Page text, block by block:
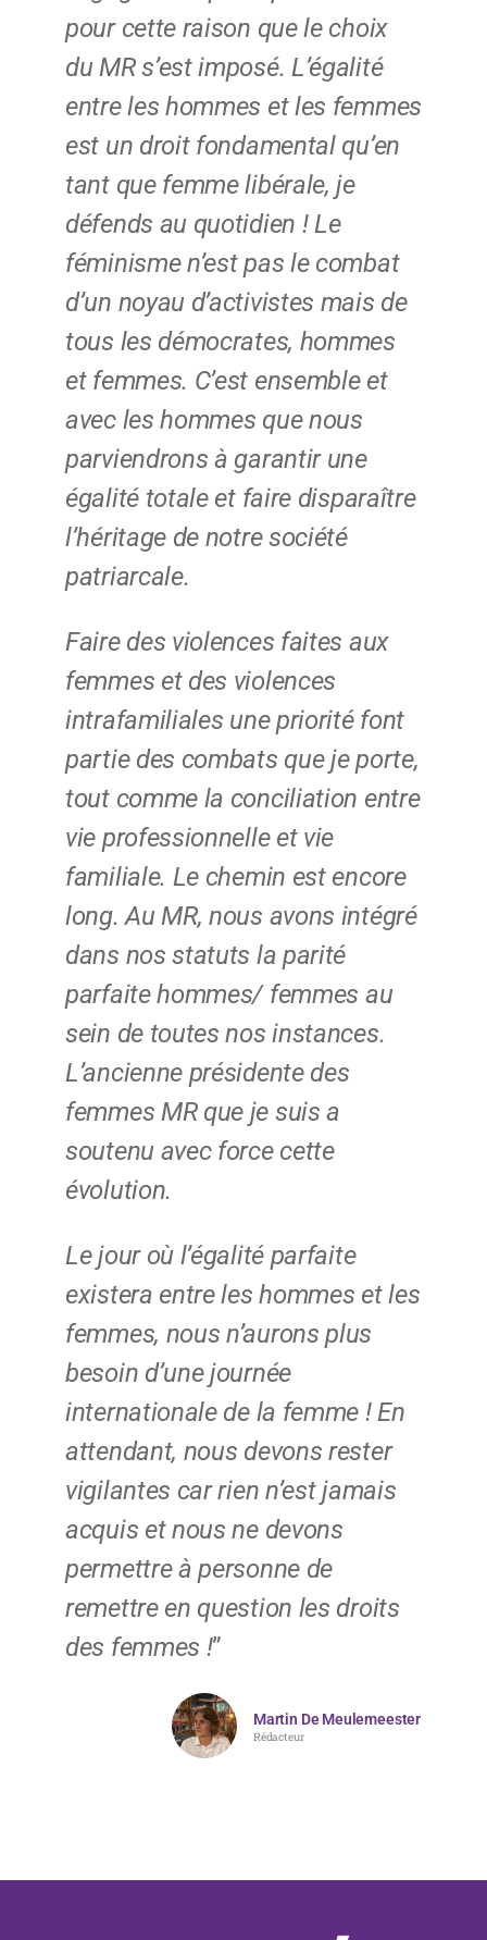
pour cette raison que le choix
du MR s’est imposé. L’égalité
entre les hommes et les femmes
est un droit fondamental qu’en
tant que femme libérale, je
défends au quotidien ! Le
féminisme n’est pas le combat
d’un noyau d’activistes mais de
tous les démocrates, hommes
et femmes. C’est ensemble et
avec les hommes que nous
parviendrons à garantir une
égalité totale et faire disparaître
l’héritage de notre société
patriarcale.
Faire des violences faites aux
femmes et des violences
intrafamiliales une priorité font
partie des combats que je porte,
tout comme la conciliation entre
vie professionnelle et vie
familiale. Le chemin est encore
long. Au MR, nous avons intégré
dans nos statuts la parité
parfaite hommes/ femmes au
sein de toutes nos instances.
L’ancienne présidente des
femmes MR que je suis a
soutenu avec force cette
évolution.
Le jour où l’égalité parfaite
existera entre les hommes et les
femmes, nous n’aurons plus
besoin d’une journée
internationale de la femme ! En
attendant, nous devons rester
vigilantes car rien n’est jamais
acquis et nous ne devons
permettre à personne de
remettre en question les droits
des femmes !”
Martin De Meulemeester
Rédacteur